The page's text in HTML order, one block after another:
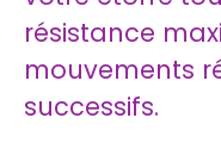
résistance
mouvements
successifs.